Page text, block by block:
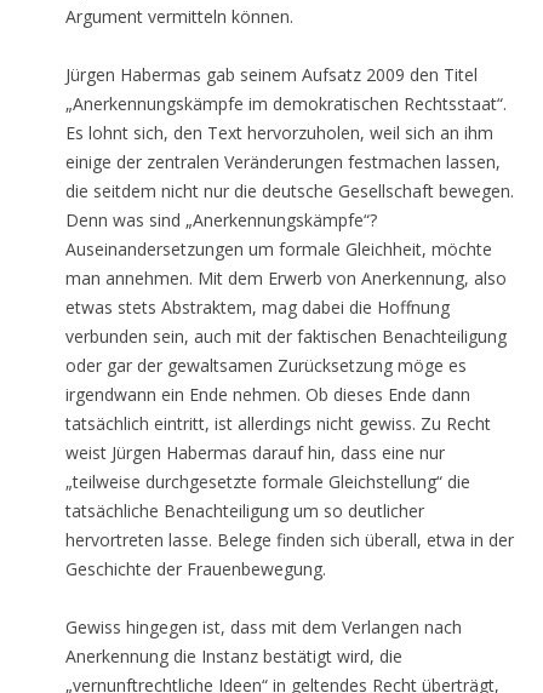
Argument vermitteln können.
Jürgen Habermas gab seinem Aufsatz 2009 den Titel
„Anerkennungskämpfe im demokratischen Rechtsstaat“.
Es lohnt sich, den Text hervorzuholen, weil sich an ihm
einige der zentralen Veränderungen festmachen lassen,
die seitdem nicht nur die deutsche Gesellschaft bewegen.
Denn was sind „Anerkennungskämpfe“?
Auseinandersetzungen um formale Gleichheit, möchte
man annehmen. Mit dem Erwerb von Anerkennung, also
etwas stets Abstraktem, mag dabei die Hoffnung
verbunden sein, auch mit der faktischen Benachteiligung
oder gar der gewaltsamen Zurücksetzung möge es
irgendwann ein Ende nehmen. Ob dieses Ende dann
tatsächlich eintritt, ist allerdings nicht gewiss. Zu Recht
weist Jürgen Habermas darauf hin, dass eine nur
„teilweise durchgesetzte formale Gleichstellung“ die
tatsächliche Benachteiligung um so deutlicher
hervortreten lasse. Belege finden sich überall, etwa in der
Geschichte der Frauenbewegung.
Gewiss hingegen ist, dass mit dem Verlangen nach
Anerkennung die Instanz bestätigt wird, die
„vernunftrechtliche Ideen“ in geltendes Recht überträgt,